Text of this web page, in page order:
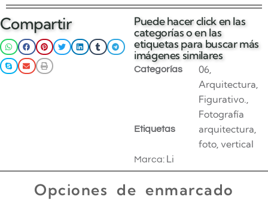
carrito
Compartir
Puede hacer click en las
categorías o en las
etiquetas para buscar más
imágenes similares
Categorías 06
Arquitectura
Figurativo.
Fotografía
Etiquetas arquitectura
foto vertical
Marca: Li
Opciones de enmarcado